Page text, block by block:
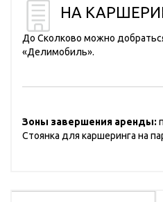
НА
До Сколково можно
«Делимобиль».
Зоны завершения аренды:
Стоянка для каршеринга на